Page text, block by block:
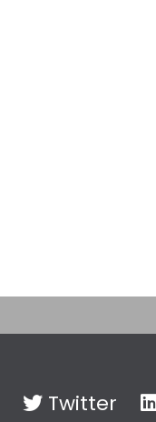
Twitter